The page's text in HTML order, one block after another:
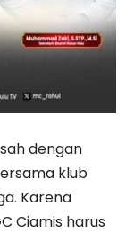
dengan
klub
Karena
Ciamis harus